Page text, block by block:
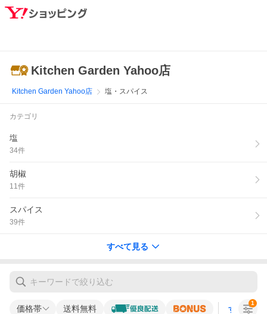
Kitchen Garden Yahoo店
Kitchen Garden Yahoo店 塩・スパイス
カテゴリ
塩
34件
胡椒
11件
スパイス
39件
すべて見る
価格帯 送料無料 すべての条
1